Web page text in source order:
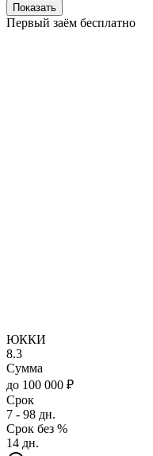
Показать
Первый заём бесплатно
ЮККИ
8.3
Сумма
до 100 000 ₽
Срок
7 - 98 дн.
Срок без %
14 дн.